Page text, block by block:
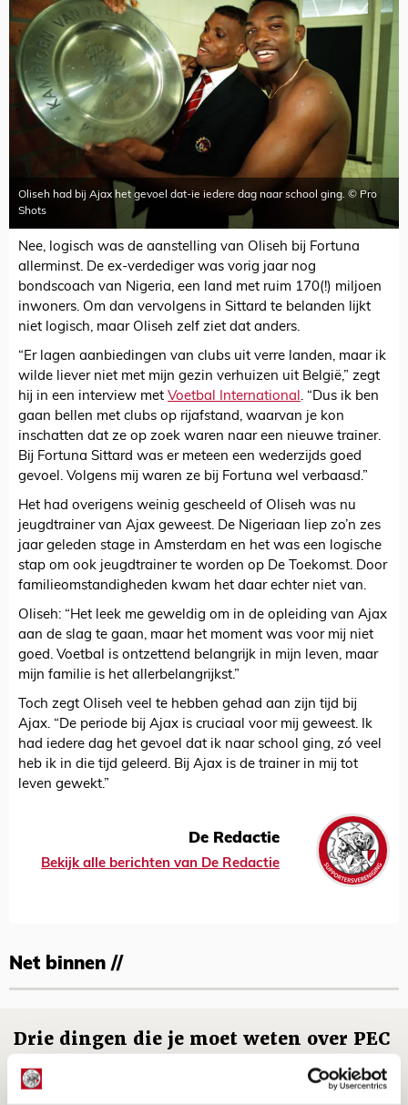
Oliseh had bij Ajax het gevoel dat-ie iedere dag naar school ging. © Pro
Shots
Nee, logisch was de aanstelling van Oliseh bij Fortuna
allerminst. De ex-verdediger was vorig jaar nog
bondscoach van Nigeria, een land met ruim 170(!) miljoen
inwoners. Om dan vervolgens in Sittard te belanden lijkt
niet logisch, maar Oliseh zelf ziet dat anders.
“Er lagen aanbiedingen van clubs uit verre landen, maar ik
wilde liever niet met mijn gezin verhuizen uit België,” zegt
hij in een interview met Voetbal International. “Dus ik ben
gaan bellen met clubs op rijafstand, waarvan je kon
inschatten dat ze op zoek waren naar een nieuwe trainer.
Bij Fortuna Sittard was er meteen een wederzijds goed
gevoel. Volgens mij waren ze bij Fortuna wel verbaasd.”
Het had overigens weinig gescheeld of Oliseh was nu
jeugdtrainer van Ajax geweest. De Nigeriaan liep zo’n zes
jaar geleden stage in Amsterdam en het was een logische
stap om ook jeugdtrainer te worden op De Toekomst. Door
familieomstandigheden kwam het daar echter niet van.
Oliseh: “Het leek me geweldig om in de opleiding van Ajax
aan de slag te gaan, maar het moment was voor mij niet
goed. Voetbal is ontzettend belangrijk in mijn leven, maar
mijn familie is het allerbelangrijkst.”
Toch zegt Oliseh veel te hebben gehad aan zijn tijd bij
Ajax. “De periode bij Ajax is cruciaal voor mij geweest. Ik
had iedere dag het gevoel dat ik naar school ging, zó veel
heb ik in die tijd geleerd. Bij Ajax is de trainer in mij tot
leven gewekt.”
De Redactie
Bekijk alle berichten van De Redactie
Net binnen //
Drie dingen die je moet weten over PEC
Zwolle - Ajax
08 AUGUSTUS 2026 - 12:32